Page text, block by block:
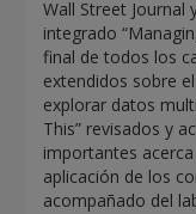
Wall Street Journal
integrado
final de todos los
extendidos sobre
explorar datos
This” revisados y
importantes
aplicación de los
acompañado del